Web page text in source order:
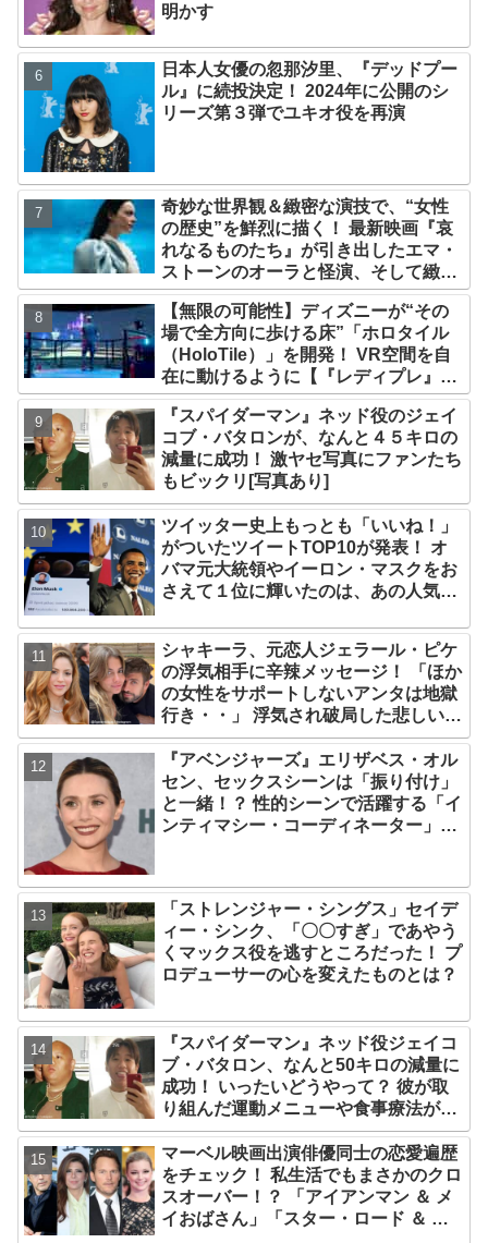
明かす
日本人女優の忽那汐里、『デッドプー
ル』に続投決定！ 2024年に公開のシ
リーズ第３弾でユキオ役を再演
奇妙な世界観＆緻密な演技で、“女性
の歴史”を鮮烈に描く！ 最新映画『哀
れなるものたち』が引き出したエマ・
ストーンのオーラと怪演、そして緻密
すぎる演技力！ これは女性の“自由意
志”の物語［レビュー＆解説］
【無限の可能性】ディズニーが“その
場で全方向に歩ける床”「ホロタイル
（HoloTile）」を開発！ VR空間を自
在に動けるように【『レディプレ』実
現への大きな一歩？】
『スパイダーマン』ネッド役のジェイ
コブ・バタロンが、なんと４５キロの
減量に成功！ 激ヤセ写真にファンたち
もビックリ[写真あり]
ツイッター史上もっとも「いいね！」
がついたツイートTOP10が発表！ オ
バマ元大統領やイーロン・マスクをお
さえて１位に輝いたのは、あの人気俳
シャキーラ、元恋人ジェラール・ピケ
の浮気相手に辛辣メッセージ！ 「ほか
の女性をサポートしないアンタは地獄
行き・・」 浮気され破局した悲しい心
境を赤裸々に語る
『アベンジャーズ』エリザベス・オル
セン、セックスシーンは「振り付け」
と一緒！？ 性的シーンで活躍する「イ
ンティマシー・コーディネーター」の
「ストレンジャー・シングス」セイデ
ィー・シンク、「〇〇すぎ」であやう
くマックス役を逃すところだった！ プ
ロデューサーの心を変えたものとは？
『スパイダーマン』ネッド役ジェイコ
ブ・バタロン、なんと50キロの減量に
成功！ いったいどうやって？ 彼が取
り組んだ運動メニューや食事療法が明
らかに
マーベル映画出演俳優同士の恋愛遍歴
をチェック！ 私生活でもまさかのクロ
スオーバー！？ 「アイアンマン ＆ メ
イおばさん」「スター・ロード ＆ シ